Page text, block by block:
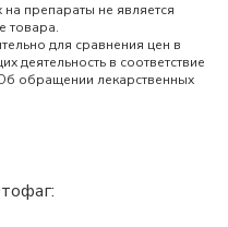
препараты не является
товара.
для сравнения цен в
деятельность в соответствие
обращении лекарственных